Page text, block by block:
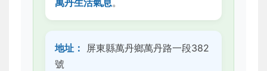
萬丹生活氣息。
地址：
屏東縣萬丹鄉萬丹路一段382
號